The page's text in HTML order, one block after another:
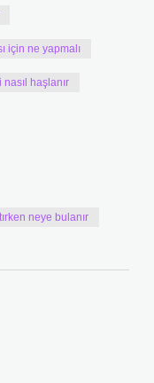
için ne yapmalı
haşlanır
neye bulanır